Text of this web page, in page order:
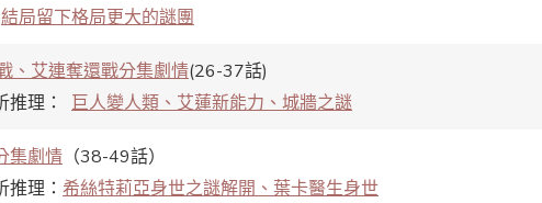
結局留下格局更大的謎團
、 艾連奪還戰分集劇情(26-37話)
推理： 巨人變人類、艾蓮新能力、城牆之謎
集劇情（38-49話）
理： 希絲特莉亞身世之謎解開、葉卡醫生身世